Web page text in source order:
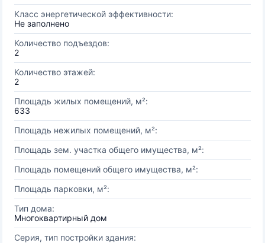
Класс энергетической эффективности:
Не заполнено
Количество подъездов:
2
Количество этажей:
2
Площадь жилых помещений, м²:
633
Площадь нежилых помещений, м²:
Площадь зем. участка общего имущества, м²:
Площадь помещений общего имущества, м²:
Площадь парковки, м²:
Тип дома:
Многоквартирный дом
Серия, тип постройки здания: